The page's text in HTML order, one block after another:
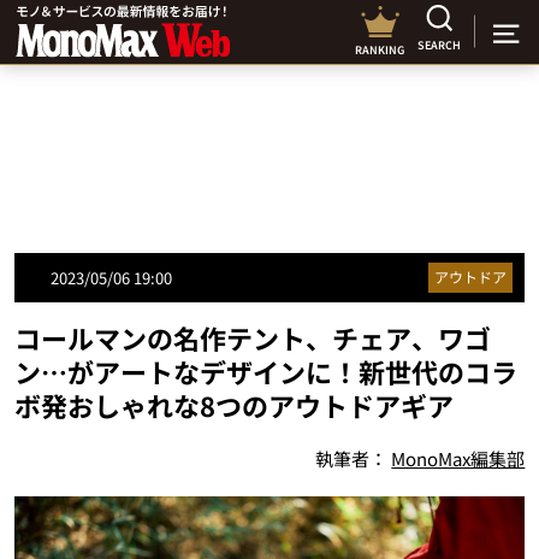
RANKING SEARCH
2023/05/06 19:00 アウトドア
コールマンの名作テント、チェア、ワゴ
ン…がアートなデザインに！新世代のコラ
ボ発おしゃれな8つのアウトドアギア
執筆者： MonoMax編集部